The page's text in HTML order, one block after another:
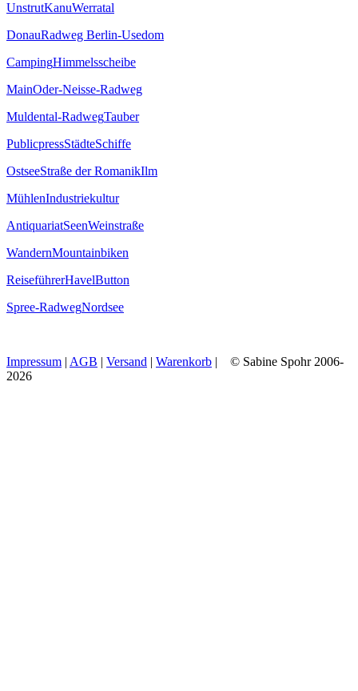
UnstrutKanuWerratal
DonauRadweg Berlin-Usedom
CampingHimmelsscheibe
MainOder-Neisse-Radweg
Muldental-RadwegTauber
PublicpressStädteSchiffe
OstseeStraße der RomanikIlm
MühlenIndustriekultur
AntiquariatSeenWeinstraße
WandernMountainbiken
ReiseführerHavelButton
Spree-RadwegNordsee
Impressum | AGB | Versand | Warenkorb | © Sabine Spohr 2006-
2026